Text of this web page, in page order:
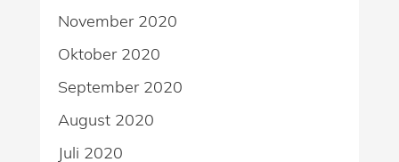
November 2020
Oktober 2020
September 2020
August 2020
Juli 2020